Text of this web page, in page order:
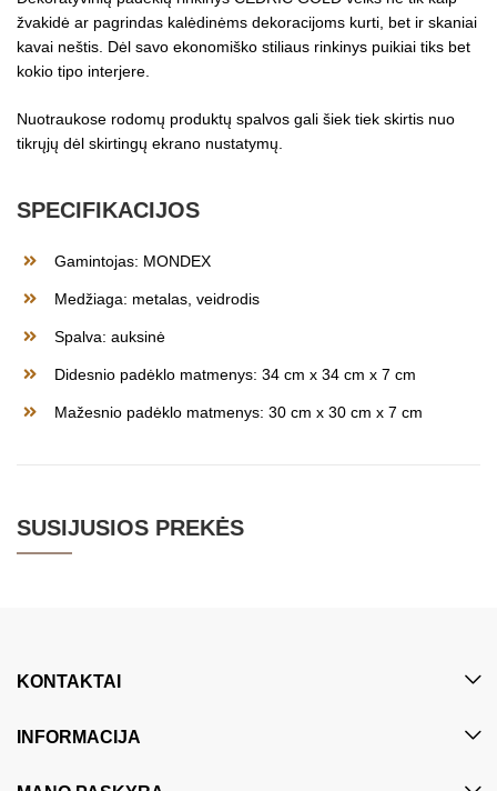
žvakidė ar pagrindas kalėdinėms dekoracijoms kurti, bet ir skaniai
kavai neštis. Dėl savo ekonomiško stiliaus rinkinys puikiai tiks bet
kokio tipo interjere.
Nuotraukose rodomų produktų spalvos gali šiek tiek skirtis nuo
tikrųjų dėl skirtingų ekrano nustatymų.
SPECIFIKACIJOS
Gamintojas: MONDEX
Medžiaga: metalas, veidrodis
Spalva: auksinė
Didesnio padėklo matmenys: 34 cm x 34 cm x 7 cm
Mažesnio padėklo matmenys: 30 cm x 30 cm x 7 cm
SUSIJUSIOS PREKĖS
KONTAKTAI
INFORMACIJA